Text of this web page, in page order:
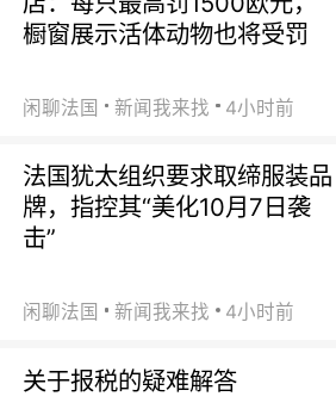
橱窗展示活体动物也将受罚
闲聊法国 新闻我来找 4小时前
法国犹太组织要求取缔服装品
牌，指控其“美化10月7日袭
击”
闲聊法国 新闻我来找 4小时前
关于报税的疑难解答